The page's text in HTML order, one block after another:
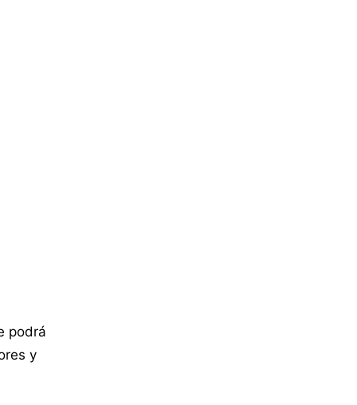
podrá
y